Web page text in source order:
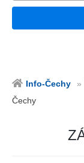
Info-Čechy
Čechy